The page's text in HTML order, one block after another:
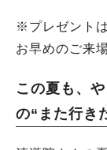
※プレゼント
お早めのご来
この夏も、
の“また行き